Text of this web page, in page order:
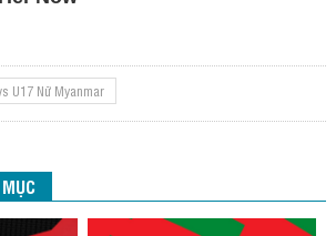
U17 Nữ Myanmar